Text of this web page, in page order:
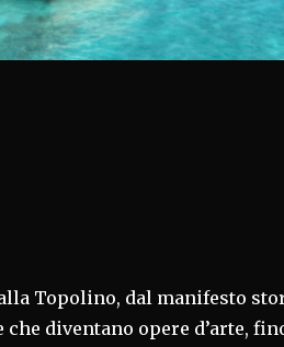
Topolino, dal manifesto
diventano opere d’arte,